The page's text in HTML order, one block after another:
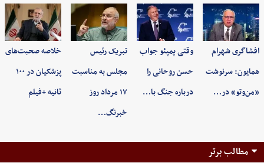
افشاگری شهرام
همایون: سرنوشت
«من‌وتو» در…
وقتی پمپئو جواب
حسن روحانی را
درباره جنگ با…
تبریک رئیس
مجلس به مناسبت
۱۷ مرداد روز
خبرنگ…
خلاصه صحبت‌های
پزشکیان در ۱۰۰
ثانیه +فیلم
مطالب برتر